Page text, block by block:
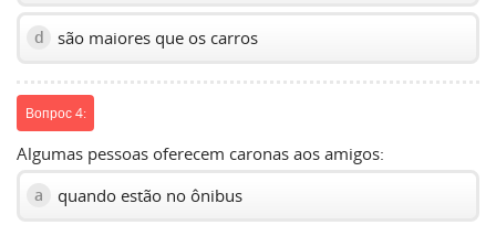
d são maiores que os carros
Вопрос 4:
Algumas pessoas oferecem caronas aos amigos:
a quando estão no ônibus